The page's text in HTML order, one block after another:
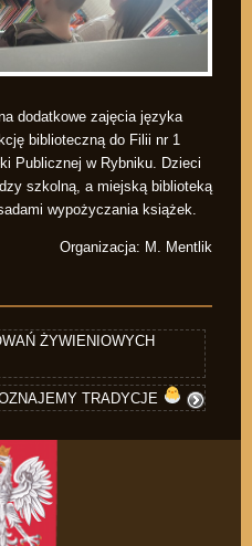
dodatkowe zajęcia języka
biblioteczną do Filii nr 1
Publicznej w Rybniku. Dzieci
szkolną, a miejską biblioteką
wypożyczania książek.
Organizacja: M. Mentlik
ŻYWIENIOWYCH
TRADYCJE